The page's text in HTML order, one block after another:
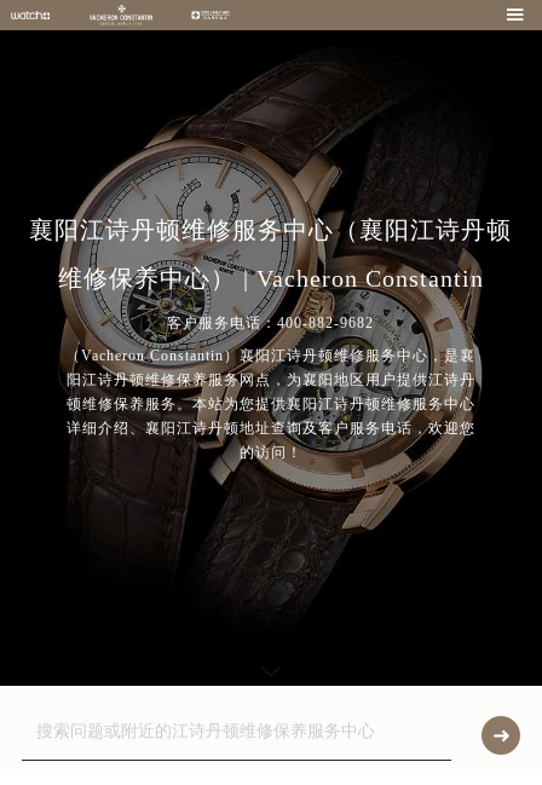

襄阳江诗丹顿维修服务中心（襄阳江诗丹顿
维修保养中心） | Vacheron Constantin
客户服务电话：400-882-9682
（Vacheron Constantin）襄阳江诗丹顿维修服务中心，是襄
阳江诗丹顿维修保养服务网点，为襄阳地区用户提供江诗丹
顿维修保养服务。本站为您提供襄阳江诗丹顿维修服务中心
详细介绍、襄阳江诗丹顿地址查询及客户服务电话，欢迎您
的访问！